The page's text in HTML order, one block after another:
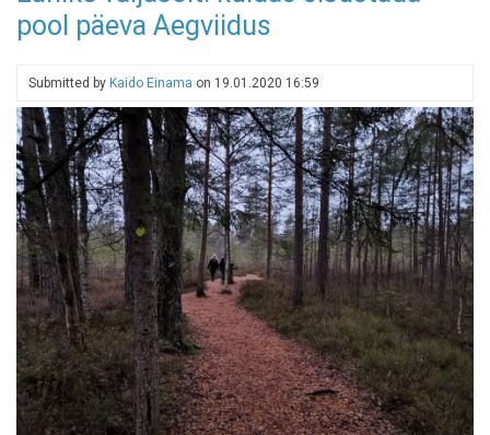
pool päeva Aegviidus
Submitted by Kaido Einama on 19.01.2020 16:59